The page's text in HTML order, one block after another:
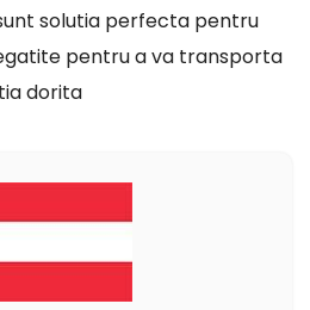
solutia perfecta pentru
pentru a va transporta
dorita